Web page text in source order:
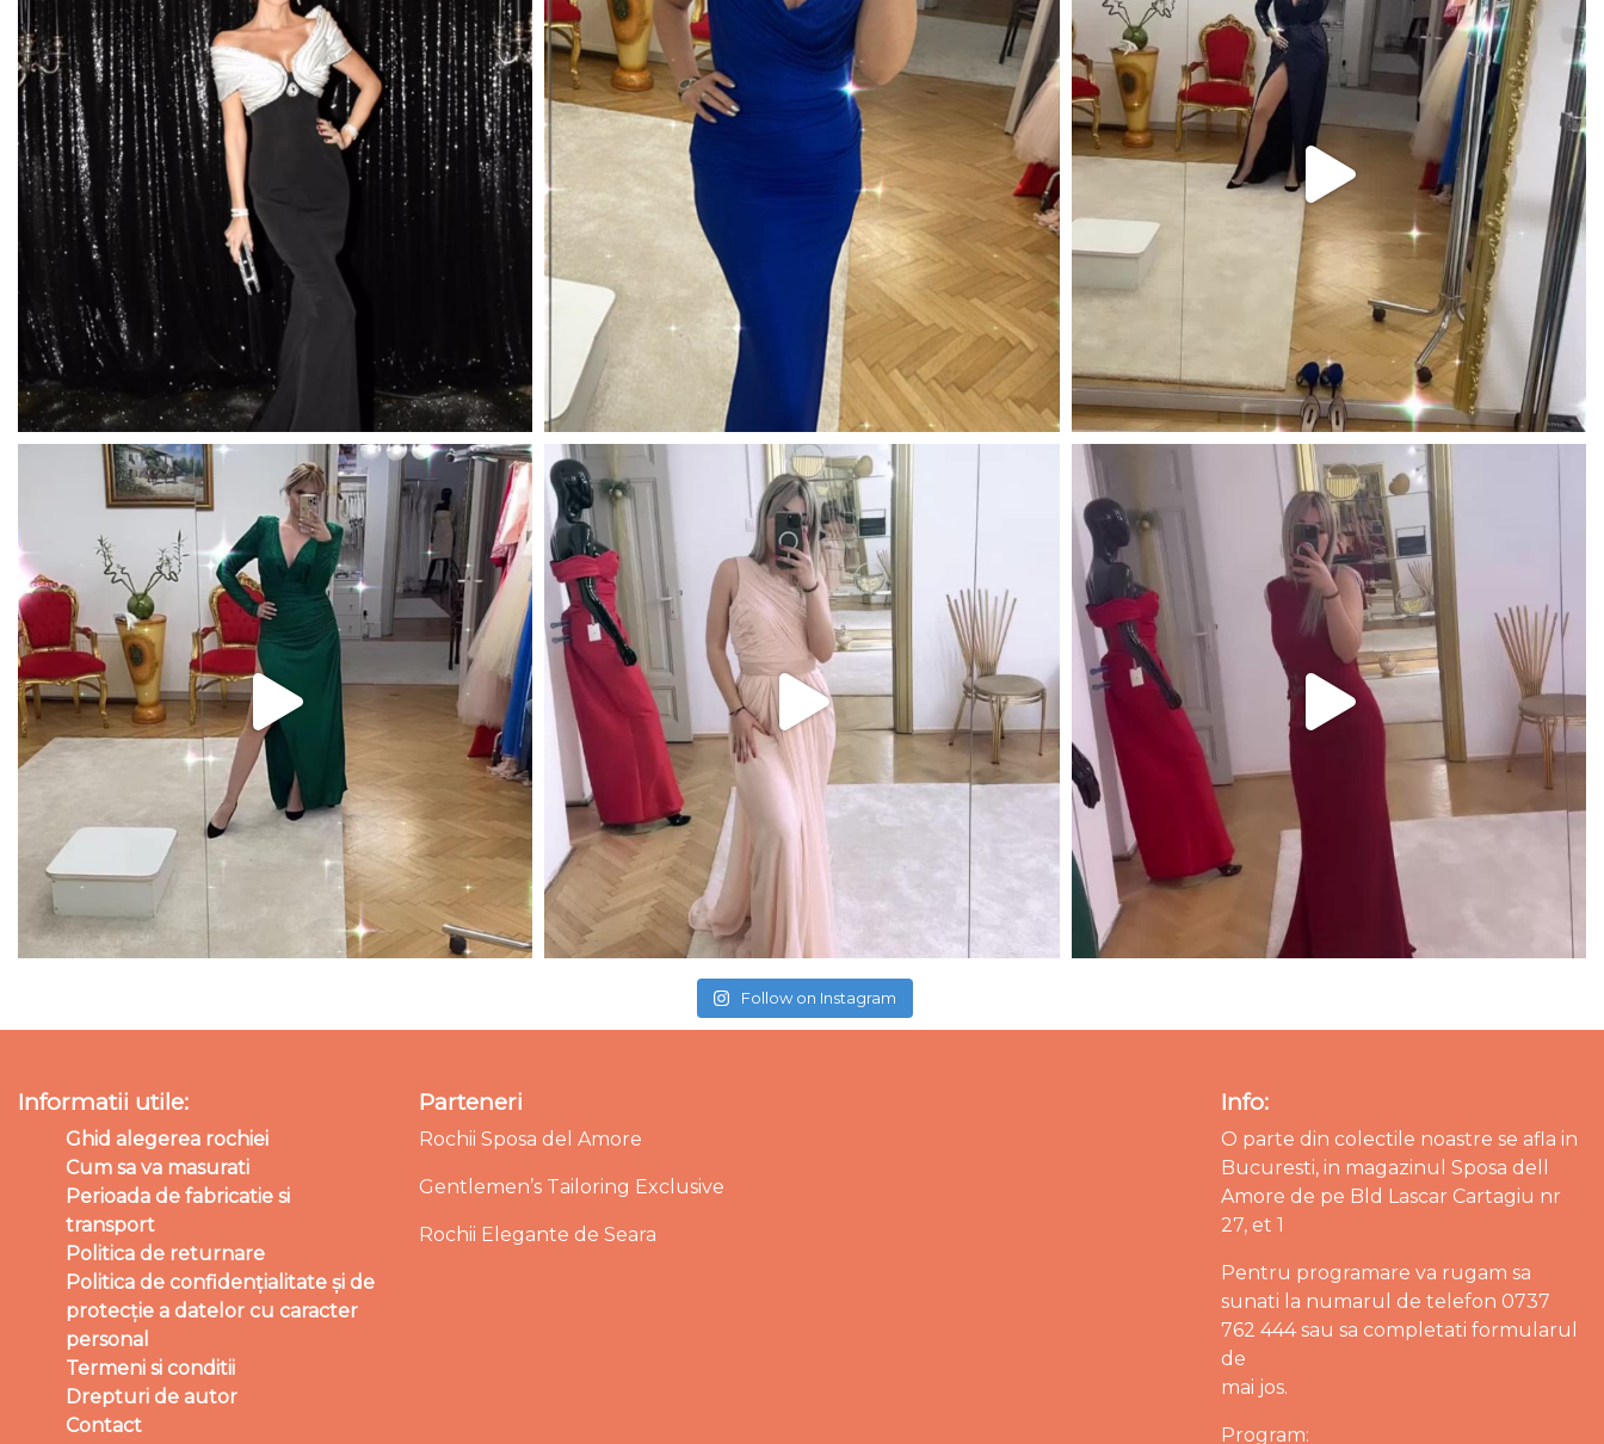
Follow on Instagram
Informatii utile:
Ghid alegerea rochiei
Cum sa va masurati
Perioada de fabricatie si
transport
Politica de returnare
Politica de confidențialitate și de
protecție a datelor cu caracter
personal
Termeni si conditii
Drepturi de autor
Contact
Parteneri
Rochii Sposa del Amore
Gentlemen’s Tailoring Exclusive
Rochii Elegante de Seara
Info:
O parte din colectile noastre se afla in
Bucuresti, in magazinul Sposa dell
Amore de pe Bld Lascar Cartagiu nr
27, et 1
Pentru programare va rugam sa
sunati la numarul de telefon 0737
762 444 sau sa completati formularul
de
mai jos.
Program: